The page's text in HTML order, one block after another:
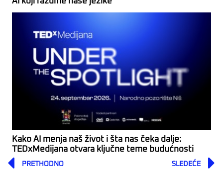
Kako AI menja naš život i šta nas čeka dalje:
TEDxMedijana otvara ključne teme budućnosti
Prev
PRETHODNO SLEDEĆE